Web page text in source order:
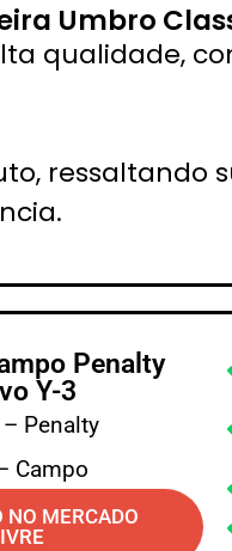
Umbro
qualidade,
ressaltando
Penalty
Y-3
Penalty
Campo
NO MERCADO